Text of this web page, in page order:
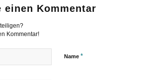
einen Kommentar
Kommentar!
Name *